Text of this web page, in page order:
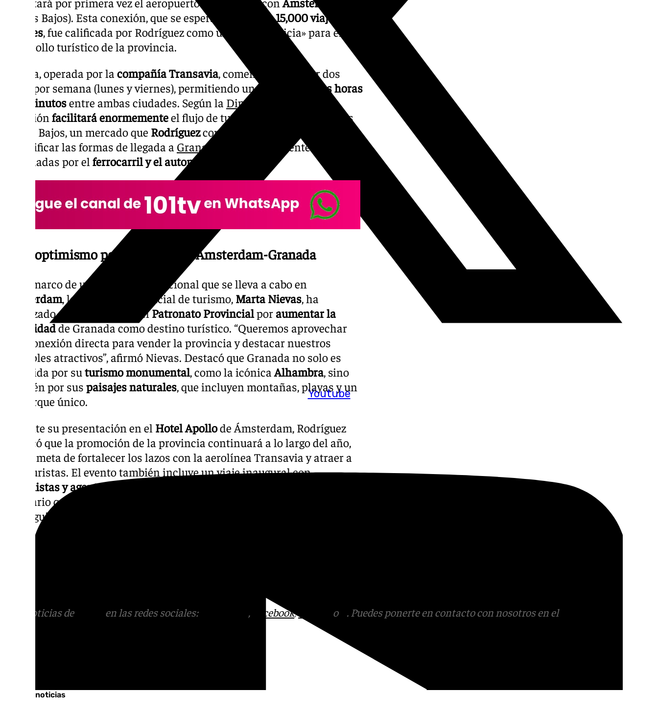
Youtube
(Países Bajos). Esta conexión, que se espera movilizar a15,000 viajeros
anuales, fue calificada por Rodríguez como una «gran noticia» para el
desarrollo turístico de la provincia.
La ruta, operada por la compañía Transavia, comenzará a operar dos
veces por semana (lunes y viernes), permitiendo un trayecto de
dos horas
y 55 minutosentre ambas ciudades. Según la Diputación
, esta nueva
conexión facilitará enormementeel flujo de turistas procedentes de los
Países Bajos, un mercado que Rodríguezconsidera esencial para
diversificar las formas de llegada a Granada
, tradicionalmente
dominadas por el ferrocarril y el automóvil
Gran optimismo por la ruta aérea Ámsterdam-Granada
En el marco de una acción promocional que se lleva a cabo en
Ámsterdam, la diputada provincial de turismo, Marta Nievas, ha
enfatizado el compromiso delPatronato Provincialpor aumentar la
visibilidadde Granada como destino turístico. “Queremos aprovechar
esta conexión directa para vender la provincia y destacar nuestros
múltiples atractivos”, afirmó Nievas. Destacó que Granada no solo es
conocida por suturismo monumental, como la icónicaAlhambra, sino
también por sus paisajes naturales, que incluyen montañas, playas y un
geoparque único.
Durante su presentación en el Hotel Apollode Ámsterdam, Rodríguez
destacó que la promoción de la provincia continuará a lo largo del año,
con la meta de fortalecer los lazos con la aerolínea Transavia y atraer a
más turistas. El evento también incluye un viaje inaugural con
periodistas y agentes de viaje
itinerario que incluye catas de vino, espectáculos de
visita guiada a la
Más noticias de en las redes sociales: , Facebook, o
. Puedes ponerte en contacto con nosotros en el
Últimas noticias